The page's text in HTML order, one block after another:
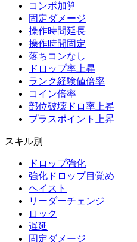
コンボ加算
固定ダメージ
操作時間延長
操作時間固定
落ちコンなし
ドロップ率上昇
ランク経験値倍率
コイン倍率
部位破壊ドロ率上昇
プラスポイント上昇
スキル別
ドロップ強化
強化ドロップ目覚め
ヘイスト
リーダーチェンジ
ロック
遅延
固定ダメージ